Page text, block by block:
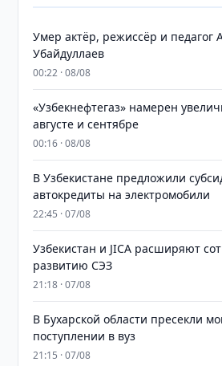
Умер актёр, режиссёр и педагог
Убайдуллаев
00:22 · 08/08
«Узбекнефтегаз» намерен
августе и сентябре
00:16 · 08/08
В Узбекистане предложили
автокредиты на электромобили
22:45 · 07/08
Узбекистан и JICA расширяют
развитию СЭЗ
21:18 · 07/08
В Бухарской области пресекли
поступлении в вуз
21:15 · 07/08